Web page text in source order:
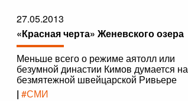
27.05.2013
«Красная черта» Женевского озера
Меньше всего о режиме аятолл или
безумной династии Кимов думается на
безмятежной швейцарской Ривьере
| #СМИ